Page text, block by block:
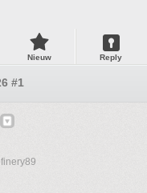
Nieuw Reply
#1